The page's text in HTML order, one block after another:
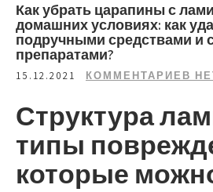
Как убрать царапины с
домашних условиях: как
подручными средствами и
препаратами?
15.12.2021 КОММЕНТАРИЕВ
Структура
типы
которые